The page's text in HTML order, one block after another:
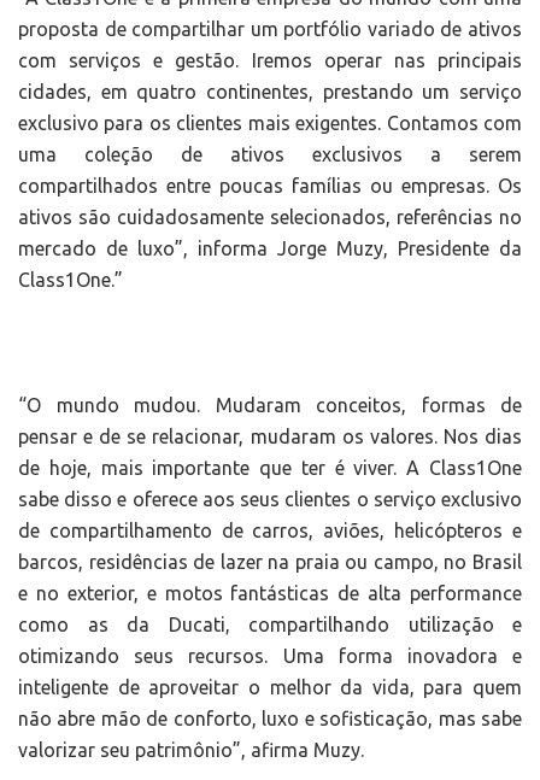
proposta de compartilhar um portfólio variado de ativos
com serviços e gestão. Iremos operar nas principais
cidades, em quatro continentes, prestando um serviço
exclusivo para os clientes mais exigentes. Contamos com
uma coleção de ativos exclusivos a serem
compartilhados entre poucas famílias ou empresas. Os
ativos são cuidadosamente selecionados, referências no
mercado de luxo”, informa Jorge Muzy, Presidente da
Class1One.”
“O mundo mudou. Mudaram conceitos, formas de
pensar e de se relacionar, mudaram os valores. Nos dias
de hoje, mais importante que ter é viver. A Class1One
sabe disso e oferece aos seus clientes o serviço exclusivo
de compartilhamento de carros, aviões, helicópteros e
barcos, residências de lazer na praia ou campo, no Brasil
e no exterior, e motos fantásticas de alta performance
como as da Ducati, compartilhando utilização e
otimizando seus recursos. Uma forma inovadora e
inteligente de aproveitar o melhor da vida, para quem
não abre mão de conforto, luxo e sofisticação, mas sabe
valorizar seu patrimônio”, afirma Muzy.